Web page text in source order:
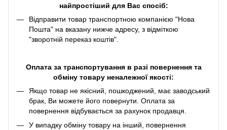
найпростіший для Вас спосіб:
Відправити товар транспортною компанією "Нова
Пошта" на вказану нижче адресу, з відміткою
"зворотній переказ коштів".
Оплата за транспортування в разі повернення та
обміну товару неналежної якості:
Якщо товар не якісний, пошкоджений, має заводський
брак, Ви можете його повернути. Оплата за
повернення відбувається за рахунок продавця.
У випадку обміну товару на інший, повернення